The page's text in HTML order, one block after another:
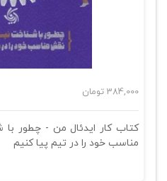
384,000 تومان
کتاب کار ایدئال من - چطور
مناسب خود را در تیم پیا کنیم